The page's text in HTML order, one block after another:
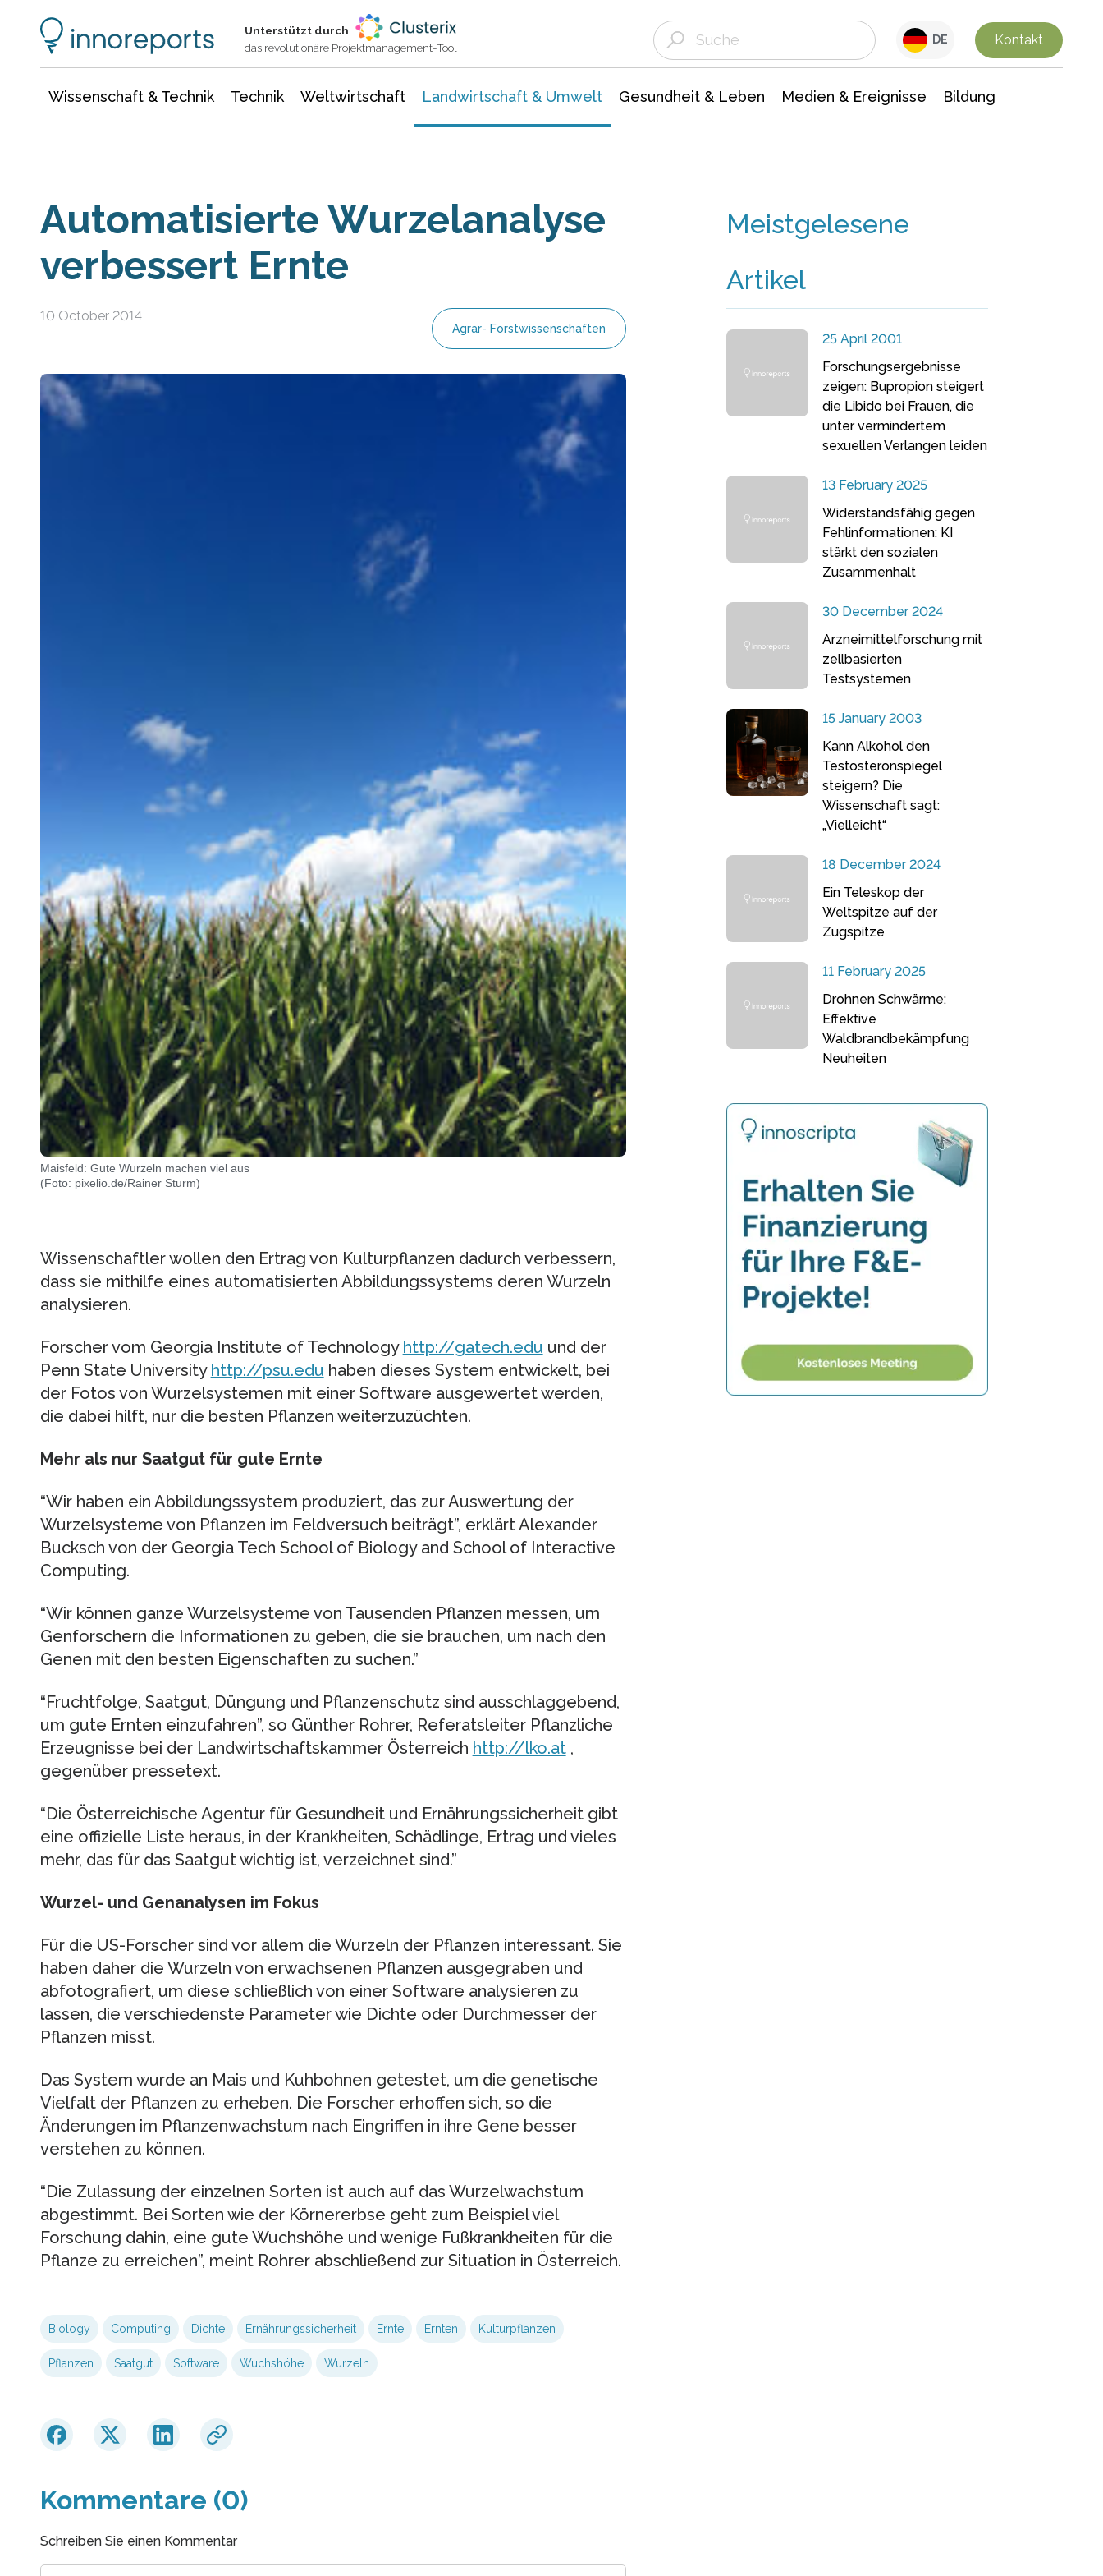
Unterstützt durch
das revolutionäre Projektmanagement-Tool
DE Kontakt
Wissenschaft & Technik Technik Weltwirtschaft Landwirtschaft & Umwelt Gesundheit & Leben Medien & Ereignisse Bildung
Automatisierte Wurzelanalyse
verbessert Ernte
10 October 2014
Agrar- Forstwissenschaften
Maisfeld: Gute Wurzeln machen viel aus
(Foto: pixelio.de/Rainer Sturm)
Wissenschaftler wollen den Ertrag von Kulturpflanzen dadurch verbessern,
dass sie mithilfe eines automatisierten Abbildungssystems deren Wurzeln
analysieren.
Forscher vom Georgia Institute of Technology http://gatech.edu und der
Penn State University http://psu.edu haben dieses System entwickelt, bei
der Fotos von Wurzelsystemen mit einer Software ausgewertet werden,
die dabei hilft, nur die besten Pflanzen weiterzuzüchten.
Mehr als nur Saatgut für gute Ernte
“Wir haben ein Abbildungssystem produziert, das zur Auswertung der
Wurzelsysteme von Pflanzen im Feldversuch beiträgt”, erklärt Alexander
Bucksch von der Georgia Tech School of Biology and School of Interactive
Computing.
“Wir können ganze Wurzelsysteme von Tausenden Pflanzen messen, um
Genforschern die Informationen zu geben, die sie brauchen, um nach den
Genen mit den besten Eigenschaften zu suchen.”
“Fruchtfolge, Saatgut, Düngung und Pflanzenschutz sind ausschlaggebend,
um gute Ernten einzufahren”, so Günther Rohrer, Referatsleiter Pflanzliche
Erzeugnisse bei der Landwirtschaftskammer Österreich http://lko.at,
gegenüber pressetext.
“Die Österreichische Agentur für Gesundheit und Ernährungssicherheit gibt
eine offizielle Liste heraus, in der Krankheiten, Schädlinge, Ertrag und vieles
mehr, das für das Saatgut wichtig ist, verzeichnet sind.”
Wurzel- und Genanalysen im Fokus
Für die US-Forscher sind vor allem die Wurzeln der Pflanzen interessant. Sie
haben daher die Wurzeln von erwachsenen Pflanzen ausgegraben und
abfotografiert, um diese schließlich von einer Software analysieren zu
lassen, die verschiedenste Parameter wie Dichte oder Durchmesser der
Pflanzen misst.
Das System wurde an Mais und Kuhbohnen getestet, um die genetische
Vielfalt der Pflanzen zu erheben. Die Forscher erhoffen sich, so die
Änderungen im Pflanzenwachstum nach Eingriffen in ihre Gene besser
verstehen zu können.
“Die Zulassung der einzelnen Sorten ist auch auf das Wurzelwachstum
abgestimmt. Bei Sorten wie der Körnererbse geht zum Beispiel viel
Forschung dahin, eine gute Wuchshöhe und wenige Fußkrankheiten für die
Pflanze zu erreichen”, meint Rohrer abschließend zur Situation in Österreich.
Biology Computing Dichte Ernährungssicherheit Ernte Ernten Kulturpflanzen
Pflanzen Saatgut Software Wuchshöhe Wurzeln
Kommentare (0)
Schreiben Sie einen Kommentar
Meistgelesene
Artikel
25 April 2001
Forschungsergebnisse
zeigen: Bupropion steigert
die Libido bei Frauen, die
unter vermindertem
sexuellen Verlangen leiden
13 February 2025
Widerstandsfähig gegen
Fehlinformationen: KI
stärkt den sozialen
Zusammenhalt
30 December 2024
Arzneimittelforschung mit
zellbasierten
Testsystemen
15 January 2003
Kann Alkohol den
Testosteronspiegel
steigern? Die
Wissenschaft sagt:
„Vielleicht“
18 December 2024
Ein Teleskop der
Weltspitze auf der
Zugspitze
11 February 2025
Drohnen Schwärme:
Effektive
Waldbrandbekämpfung
Neuheiten